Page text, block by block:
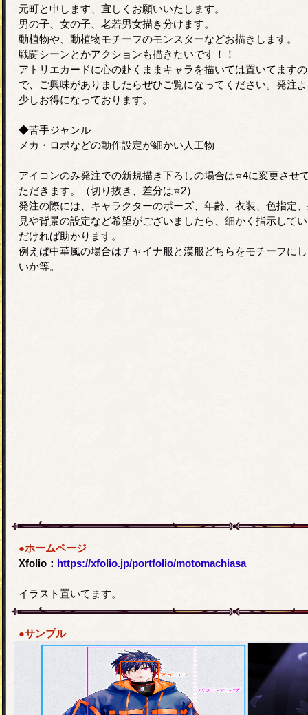
元町と申します、宜しくお願いいたします。
男の子、女の子、老若男女描き分けます。
動植物や、動植物モチーフのモンスターなどお描きします。
戦闘シーンとかアクションも描きたいです！！
アトリエカードに心の赴くままキャラを描いては置いてますの
で、ご興味がありましたらぜひご覧になってください。発注
少しお得になっております。
◆苦手ジャンル
メカ・ロボなどの動作設定が細かい人工物
アイコンのみ発注での新規描き下ろしの場合は⭐️4に変更させ
ただきます。（切り抜き、差分は⭐️2）
発注の際には、キャラクターのポーズ、年齢、衣装、色指定
見や背景の設定など希望がございましたら、細かく指示して
だければ助かります。
例えば中華風の場合はチャイナ服と漢服どちらをモチーフに
いか等。
●ホームページ
Xfolio： https://xfolio.jp/portfolio/motomachiasa
イラスト置いてます。
●サンプル